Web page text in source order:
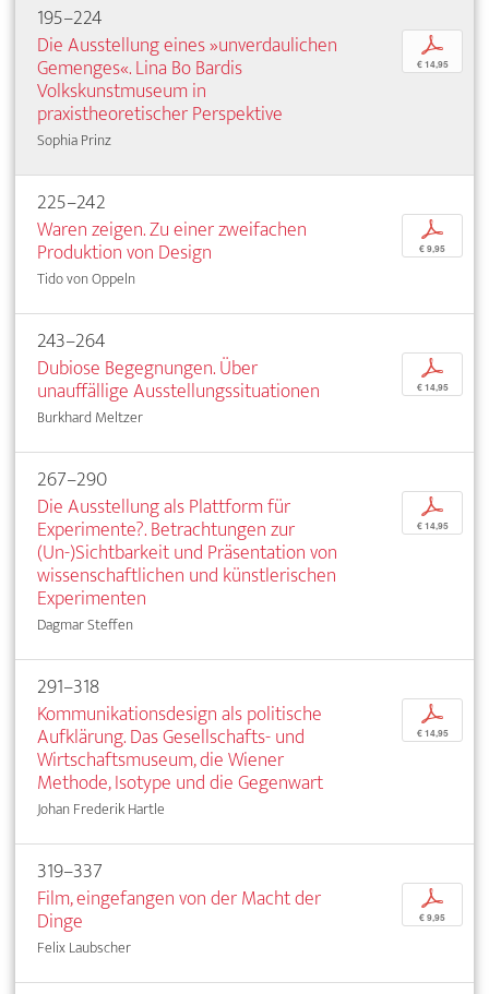
195–224
Die Ausstellung eines »unverdaulichen
Gemenges«. Lina Bo Bardis
Volkskunstmuseum in
praxistheoretischer Perspektive
Sophia Prinz
p
€ 14,95
225–242
Waren zeigen. Zu einer zweifachen
Produktion von Design
Tido von Oppeln
p
€ 9,95
243–264
Dubiose Begegnungen. Über
unauffällige Ausstellungssituationen
Burkhard Meltzer
p
€ 14,95
267–290
Die Ausstellung als Plattform für
Experimente?. Betrachtungen zur
(Un-)Sichtbarkeit und Präsentation von
wissenschaftlichen und künstlerischen
Experimenten
Dagmar Steffen
p
€ 14,95
291–318
Kommunikationsdesign als politische
Aufklärung. Das Gesellschafts- und
Wirtschaftsmuseum, die Wiener
Methode, Isotype und die Gegenwart
Johan Frederik Hartle
p
€ 14,95
319–337
Film, eingefangen von der Macht der
Dinge
Felix Laubscher
p
€ 9,95